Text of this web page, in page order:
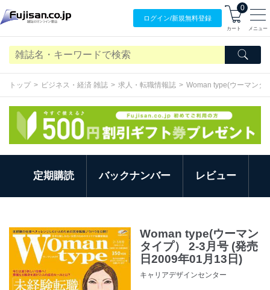
ログイン/新規無料登録
0
カート メニュー
トップ ビジネス・経済 雑誌 求人・転職情報誌 Woman type(ウーマンタ
定期購読 バックナンバー レビュー
Woman type(ウーマン
タイプ） 2-3月号 (発売
日2009年01月13日)
キャリアデザインセンター